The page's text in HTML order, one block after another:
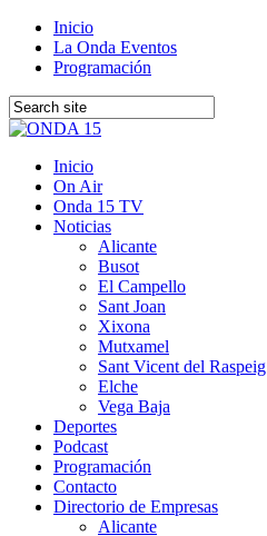
Inicio
La Onda Eventos
Programación
Inicio
On Air
Onda 15 TV
Noticias
Alicante
Busot
El Campello
Sant Joan
Xixona
Mutxamel
Sant Vicent del Raspeig
Elche
Vega Baja
Deportes
Podcast
Programación
Contacto
Directorio de Empresas
Alicante